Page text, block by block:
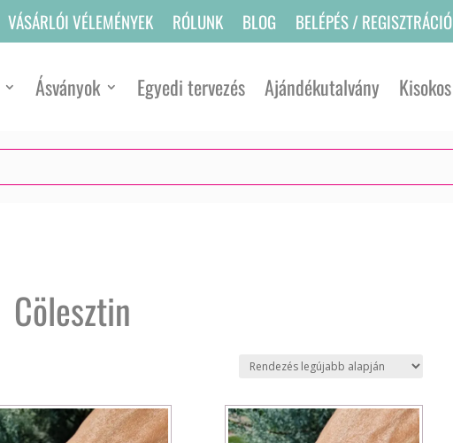
VÁSÁRLÓI VÉLEMÉNYEK RÓLUNK BLOG BELÉPÉS / REGISZTRÁCIÓ
Ásványok Egyedi tervezés Ajándékutalvány Kisokos
Cölesztin